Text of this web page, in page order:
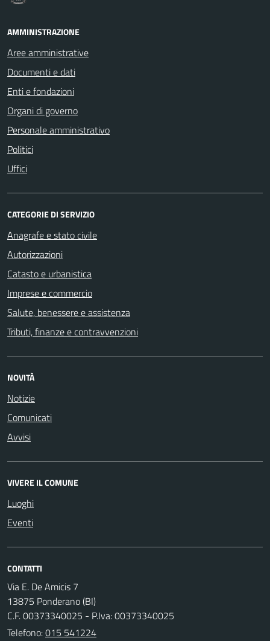
AMMINISTRAZIONE
Aree amministrative
Documenti e dati
Enti e fondazioni
Organi di governo
Personale amministrativo
Politici
Uffici
CATEGORIE DI SERVIZIO
Anagrafe e stato civile
Autorizzazioni
Catasto e urbanistica
Imprese e commercio
Salute, benessere e assistenza
Tributi, finanze e contravvenzioni
NOVITÀ
Notizie
Comunicati
Avvisi
VIVERE IL COMUNE
Luoghi
Eventi
CONTATTI
Via E. De Amicis 7
13875 Ponderano (BI)
C.F. 00373340025 - P.Iva: 00373340025
Telefono:015 541224